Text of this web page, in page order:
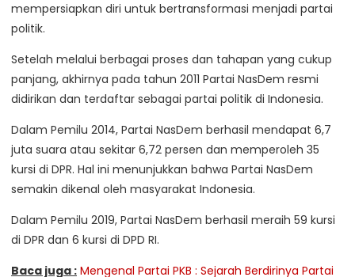
mempersiapkan diri untuk bertransformasi menjadi partai
politik.
Setelah melalui berbagai proses dan tahapan yang cukup
panjang, akhirnya pada tahun 2011 Partai NasDem resmi
didirikan dan terdaftar sebagai partai politik di Indonesia.
Dalam Pemilu 2014, Partai NasDem berhasil mendapat 6,7
juta suara atau sekitar 6,72 persen dan memperoleh 35
kursi di DPR. Hal ini menunjukkan bahwa Partai NasDem
semakin dikenal oleh masyarakat Indonesia.
Dalam Pemilu 2019, Partai NasDem berhasil meraih 59 kursi
di DPR dan 6 kursi di DPD RI.
Baca juga : Mengenal Partai PKB : Sejarah Berdirinya Partai